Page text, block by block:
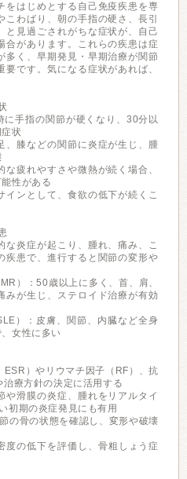
をはじめとする自己免疫疾患を専
わばり、朝の手指の硬さ、長引
と見過ごされがちな症状が、自己
合があります。これらの疾患は症
多く、早期発見・早期治療が関節
です。気になる症状があれば、
に手指の関節が硬くなり、30分以
状
、膝などの関節に炎症が生じ、腫
な疲れやすさや微熱が続く場合、
性がある
インとして、食欲の低下が続くこ
な炎症が起こり、腫れ、痛み、こ
疾患で、進行すると関節の変形や
）：50歳以上に多く、首、肩、
みが生じ、ステロイド治療が有効
）：皮膚、関節、内臓など全身
女性に多い
ESR）やリウマチ因子（RF）、抗
療方針の決定に活用する
や滑膜の炎症、腫れをリアルタイ
初期の炎症発見にも有用
の骨の状態を確認し、変形や破壊
度の低下を評価し、骨粗しょう症